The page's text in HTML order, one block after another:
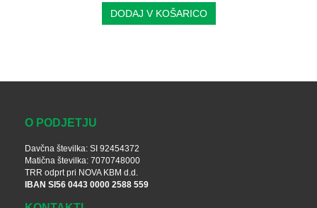
DODAJ V KOŠARICO
O PODJETJU
Davčna številka: SI 92454372
Matična številka: 7070748000
TRR odprt pri NOVA KBM d.d.
IBAN SI56 0443 0000 2588 559